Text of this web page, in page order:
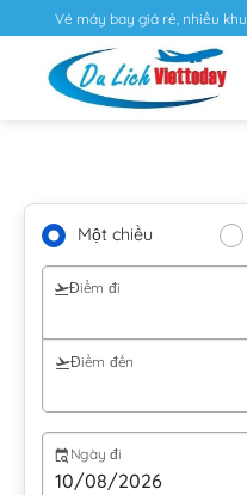
Vé máy bay giá rẻ, nhiều
Một chiều
Điểm đi
Điểm đến
Ngày đi